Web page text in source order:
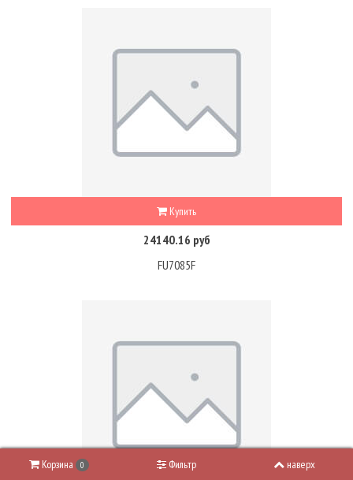
Купить
24140.16 руб
FU7085F
Корзина 0 Фильтр наверх